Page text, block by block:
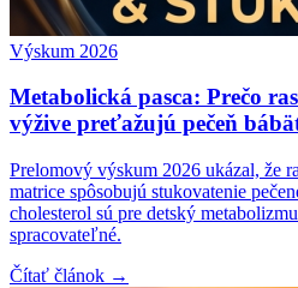
Výskum 2026
Metabolická pasca: Prečo
výžive preťažujú pečeň
Prelomový výskum 2026 ukázal, že
matrice spôsobujú stukovatenie
cholesterol sú pre detský
spracovateľné.
Čítať článok →